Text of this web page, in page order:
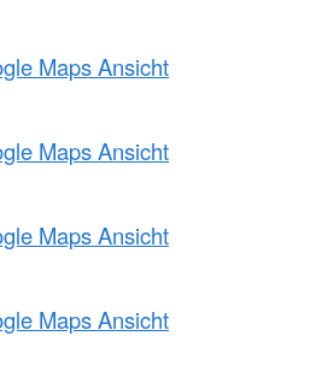
Maps Ansicht
Maps Ansicht
Maps Ansicht
Maps Ansicht